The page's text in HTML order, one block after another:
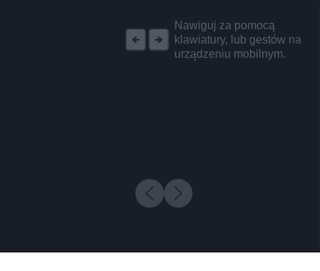
Nawiguj za pomocą
klawiatury, lub gestów na
urządzeniu mobilnym.